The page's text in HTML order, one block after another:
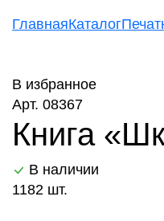
ГлавнаяКаталог
В избранное
Арт. 08367
Книга
В наличии
1182 шт.